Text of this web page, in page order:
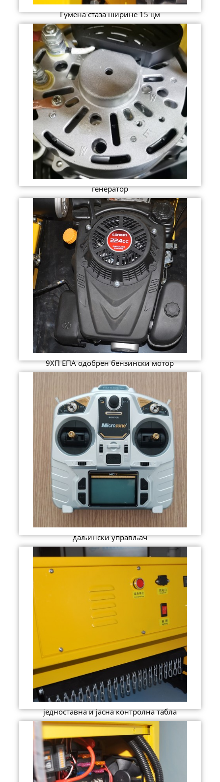
Гумена стаза ширине 15 цм
генератор
9ХП ЕПА одобрен бензински мотор
даљински управљач
једноставна и јасна контролна табла